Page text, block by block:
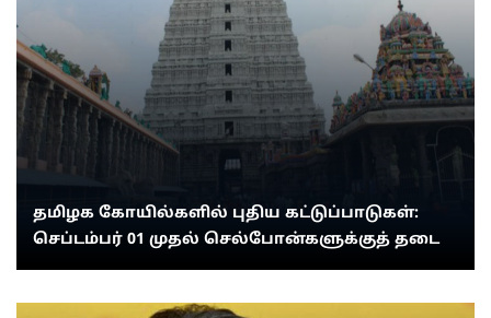
தமிழக கோயில்களில் புதிய கட்டுப்பாடுகள்:
செப்டம்பர் 01 முதல் செல்போன்களுக்குத் தடை